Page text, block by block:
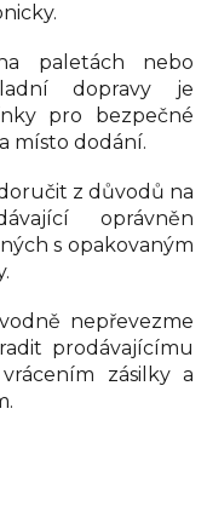
paletách nebo
dopravy je
pro bezpečné
místo dodání.
z důvodů na
oprávněn
s opakovaným
nepřevezme
prodávajícímu
zásilky a